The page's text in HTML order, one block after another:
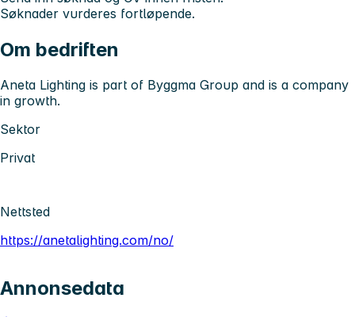
Søknader vurderes fortløpende.
Om bedriften
Aneta Lighting is part of Byggma Group and is a company
in growth.
Sektor
Privat
Nettsted
https://anetalighting.com/no/
Annonsedata